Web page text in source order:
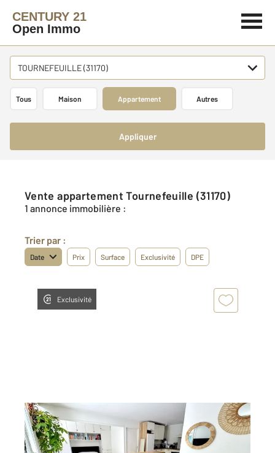
CENTURY 21
Open Immo
TOURNEFEUILLE (31170)
Tous Maison Appartement Autres
Appliquer
Vente appartement Tournefeuille (31170)
1 annonce immobilière :
Trier par :
Date Prix Surface Exclusivité DPE
Exclusivité
TOURNEFEUILLE 31
37,84 m , 2 pièces
Ref : 986